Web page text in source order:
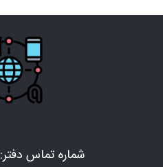
شماره تماس دفتر: